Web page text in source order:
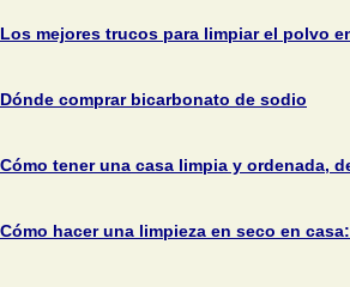
Los mejores trucos para limpiar el polvo
Dónde comprar bicarbonato de sodio
Cómo tener una casa limpia y ordenada,
Cómo hacer una limpieza en seco en